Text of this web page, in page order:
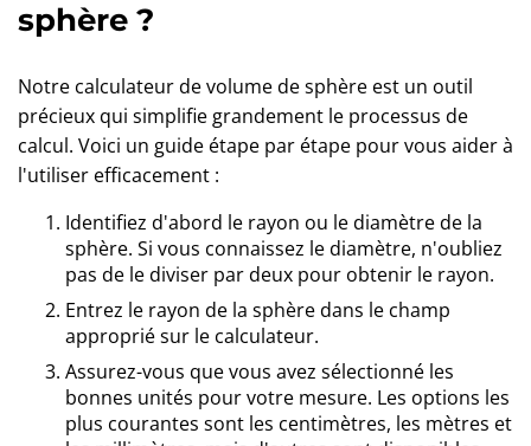
sphère ?
Notre calculateur de volume de sphère est un outil
précieux qui simplifie grandement le processus de
calcul. Voici un guide étape par étape pour vous aider à
l'utiliser efficacement :
Identifiez d'abord le rayon ou le diamètre de la
sphère. Si vous connaissez le diamètre, n'oubliez
pas de le diviser par deux pour obtenir le rayon.
Entrez le rayon de la sphère dans le champ
approprié sur le calculateur.
Assurez-vous que vous avez sélectionné les
bonnes unités pour votre mesure. Les options les
plus courantes sont les centimètres, les mètres et